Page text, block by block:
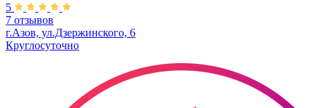
5
7 отзывов
г.Азов, ул.Дзержинского, 6
Круглосуточно